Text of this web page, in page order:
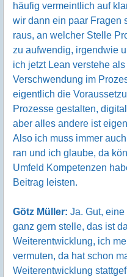
häufig vermeintlich auf
wir dann ein paar Fragen
raus, an welcher Stelle
zu aufwendig, irgendwie
ich jetzt Lean verstehe
Verschwendung im
eigentlich die
Prozesse gestalten,
aber alles andere ist
Also ich muss immer
ran und ich glaube, da
Umfeld Kompetenzen
Beitrag leisten.
Götz Müller: Ja. Gut,
ganz gern stelle, das ist
Weiterentwicklung, ich
vermuten, da hat schon
Weiterentwicklung